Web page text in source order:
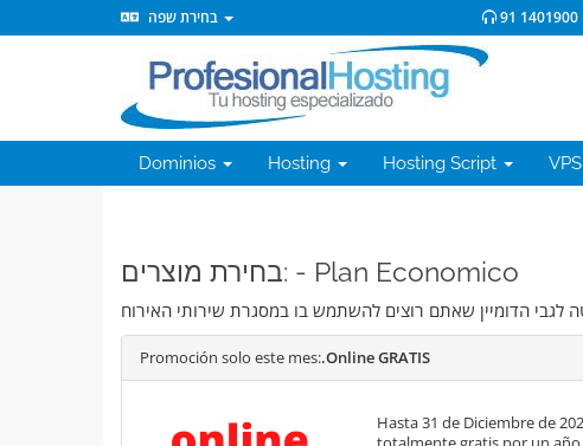
91 1401900
Dominios Hosting Hosting Script VPS
בחירת מוצרים: - Plan Economico
Promoción solo este mes:.Online GRATIS
Hasta 31 de Diciembre de